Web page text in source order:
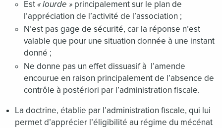
Est« lourde » principalement sur le plan de
l’appréciation de l’activité de l’association ;
N’est pas gage de sécurité, car la réponse n’est
valable que pour une situation donnée à une instant
donné ;
Ne donne pas un effet dissuasif à l’amende
encourue en raison principalement de l’absence de
contrôle à postériori par l’administration fiscale.
La doctrine, établie par l’administration fiscale, qui lui
permet d’apprécier l’éligibilité au régime du mécénat